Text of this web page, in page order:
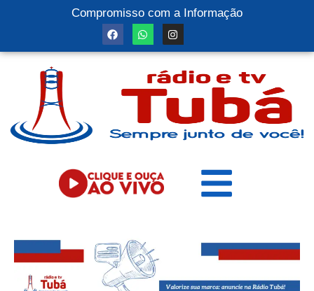
Compromisso com a Informação